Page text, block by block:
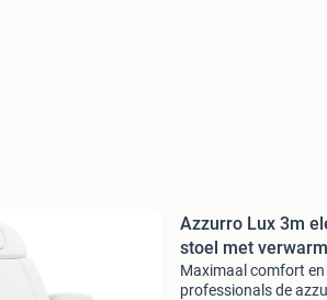
Azzurro Lux 3m
stoel met
Maximaal comfort en
professionals de